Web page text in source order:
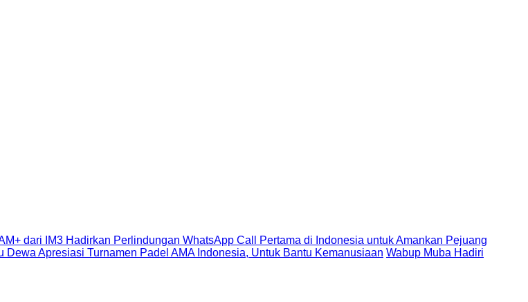
SATSPAM+ dari IM3 Hadirkan Perlindungan WhatsApp Call Pertama di Indonesia untuk
Palembang